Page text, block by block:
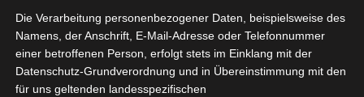
Google Adsenseist deaktiviert. ✓ Erlauben Datenschutzbedingungen
Die Verarbeitung personenbezogener Daten, beispielsweise des
Namens, der Anschrift, E-Mail-Adresse oder Telefonnummer
einer betroffenen Person, erfolgt stets im Einklang mit der
Datenschutz-Grundverordnung und in Übereinstimmung mit den
für uns geltenden landesspezifischen